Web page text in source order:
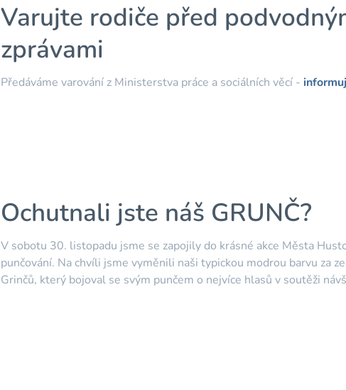
Varujte rodiče před
zprávami
Předáváme varování z Ministerstva práce a sociálních věcí -
Ochutnali jste náš GRUNČ?
V sobotu 30. listopadu jsme se zapojily do krásné akce Města
punčování. Na chvíli jsme vyměnili naši typickou modrou barvu za
Grinčů, který bojoval se svým punčem o nejvíce hlasů v soutěži